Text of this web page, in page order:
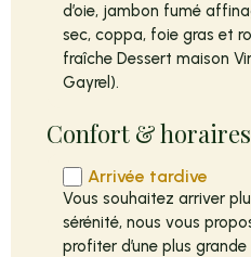
d’oie, jambon fumé
sec, coppa, foie gras et
fraîche Dessert maison
Gayrel).
Confort & horaires
Arrivée tardive
Vous souhaitez arriver
sérénité, nous vous
profiter d’une plus